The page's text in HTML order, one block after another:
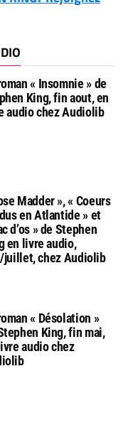
« Insomnie » de
King, fin aout, en
audio chez Audiolib
Madder », « Coeurs
en Atlantide » et
d’os » de Stephen
en livre audio,
juillet, chez Audiolib
« Désolation »
King, fin mai,
audio chez